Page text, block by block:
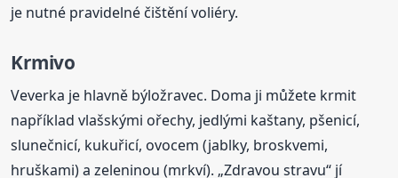
je nutné pravidelné čištění voliéry.
Krmivo
Veverka je hlavně býložravec. Doma ji můžete krmit
například vlašskými ořechy, jedlými kaštany, pšenicí,
slunečnicí, kukuřicí, ovocem (jablky, broskvemi,
hruškami) a zeleninou (mrkví). „Zdravou stravu“ jí